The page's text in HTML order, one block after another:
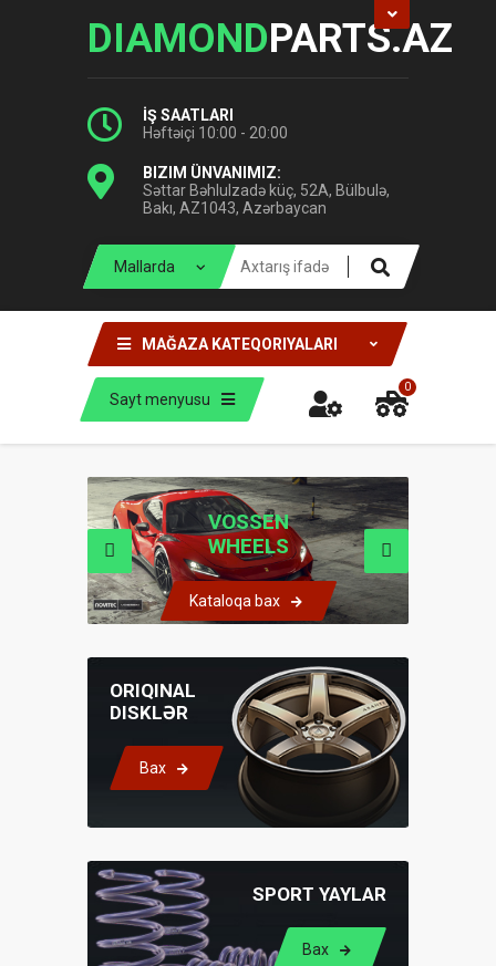
DIAMONDPARTS.AZ
İŞ SAATLARI
Həftəiçi 10:00 - 20:00
BIZIM ÜNVANIMIZ:
Səttar Bəhlulzadə küç, 52A, Bülbulə,
Bakı, AZ1043, Azərbaycan
MAĞAZA KATEQORIYALARI
Sayt menyusu
0
VOSSEN
WHEELS
Kataloqa bax
H&R SPACERS
Ətraflı məlumat
ORIQINAL
DISKLƏR
Bax
SPORT YAYLAR
Bax